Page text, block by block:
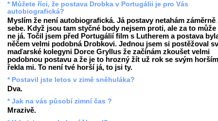
* Můžete říci, že postava Drobka v Portugálii je pro Vás
autobiografická?
Myslím že není autobiografická. Já postavy netahám záměrně
sebe. Když jsou tam styčné body nejsem proti, ale za to může
ne já. Točil jsem před Portugálií film s Lutherem a postava
něčem velmi podobná Drobkovi. Jednou jsem si postěžoval
maďarské kolegyni Dorce Gryllus že začínám zkoušet velmi
podobnou postavu a že je to hrozný žít už rok se svým
řekla mi. To není tvé horší já, to jsi ty.
* Postavil jste letos v zimě sněhuláka?
Dva.
* Jak na vás působí zimní čas ?
Mrazivě.